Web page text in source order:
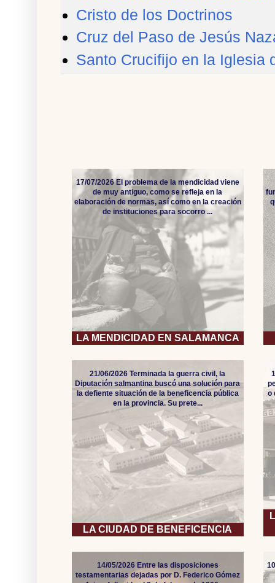
Cristo de los Doctrinos
Cruz del Paso de Jesús
Santo Crucifijo en la Iglesia
LA MENDICIDAD EN SALAMANCA
17/07/2026 El problema de la mendicidad viene
de muy antiguo, como se refleja en la
elaboración de normas, así como en la creación
de instituciones para socorro ...
LA CIUDAD DE BENEFICENCIA
21/06/2026 Terminada la guerra civil, la
Diputación salmantina buscó una solución para
la defiente situación de la beneficencia pública
en la provincia. Su prete...
o
14/05/2026 Entre las disposiciones
testamentarias dejadas por D. Federico Gómez